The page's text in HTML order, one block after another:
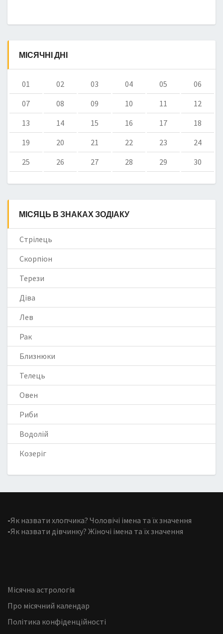
МІСЯЧНІ ДНІ
01 02 03 04 05
06
07
08 09 10 11
12
13
14 15 16 17
18
19
20 21 22 23
24
25
26 27 28 29 30
МІСЯЦЬ В ЗНАКАХ ЗОДІАКУ
Стрілець
Скорпіон
Терези
Діва
Лев
Рак
Близнюки
Телець
Овен
Риби
Водолій
Козеріг
-Як назвати хлопчика? Чоловічі імена та їх значення
-Як назвати дівчинку? Жіночі імена та їх значення
Місячна астрологія
Про місячний календар
Політика конфіденційності